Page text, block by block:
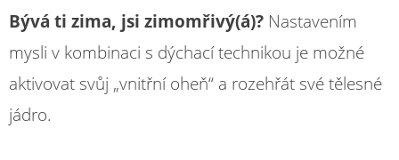
Bývá ti zima, jsi zimomřivý(á)? Nastavením
mysli v kombinaci s dýchací technikou je možné
aktivovat svůj „vnitřní oheň“ a rozehřát své tělesné
jádro.